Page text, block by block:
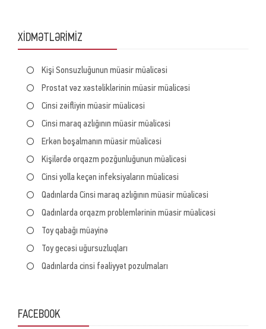
XİDMƏTLƏRİMİZ
Kişi Sonsuzluğunun müasir müalicəsi
Kişi Sonsuzluğunun müasir müalicəsi
Prostat vəz xəstəliklərinin müasir müalicəsi
Prostat vəz xəstəliklərinin müasir müalicəsi
Cinsi zəifliyin müasir müalicəsi
Cinsi zəifliyin müasir müalicəsi
Cinsi maraq azlığının müasir müalicəsi
Cinsi maraq azlığının müasir müalicəsi
Erkən boşalmanın müasir müalicəsi
Erkən boşalmanın müasir müalicəsi
Kişilərdə orqazm pozğunluğunun müalicəsi
Kişilərdə orqazm pozğunluğunun müalicəsi
Cinsi yolla keçən infeksiyaların müalicəsi
Cinsi yolla keçən infeksiyaların müalicəsi
Qadınlarda Cinsi maraq azlığının müasir müalicəsi
Qadınlarda Cinsi maraq azlığının müasir müalicəsi
Qadınlarda orqazm problemlərinin müasir müalicəsi
Qadınlarda orqazm problemlərinin müasir müalicəsi
Toy qabağı müayinə
Toy qabağı müayinə
Toy gecəsi uğursuzluqları
Toy gecəsi uğursuzluqları
Qadınlarda cinsi fəaliyyət pozulmaları
FACEBOOK